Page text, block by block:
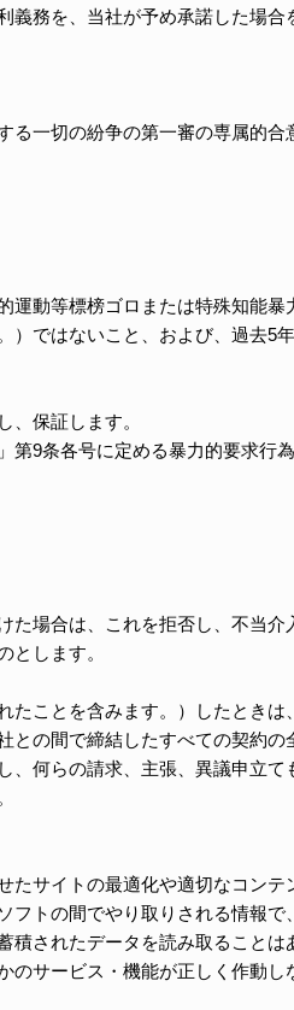
務を、当社が予め承諾した場
一切の紛争の第一審の専属的
動等標榜ゴロまたは特殊知能
ではないこと、および、過去5
保証します。
第9条各号に定める暴力的要求行為
場合は、これを拒否し、不当
とします。
ことを含みます。）したとき
の間で締結したすべての契約
何らの請求、主張、異議申立
サイトの最適化や適切なコン
トの間でやり取りされる情報
されたデータを読み取ること
サービス・機能が正しく作動し